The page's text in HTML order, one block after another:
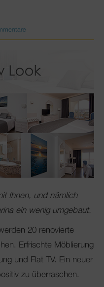
Ihnen, und nämlich
ein wenig umgebaut.
20 renovierte
Erfrischte Möblierung
und Flat TV. Ein neuer
zu überraschen.